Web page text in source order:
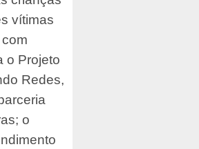
vítimas
o Projeto
Redes,
o